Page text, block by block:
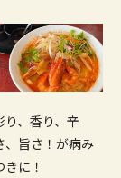
り、香り、辛
、旨さ！が病み
きに！